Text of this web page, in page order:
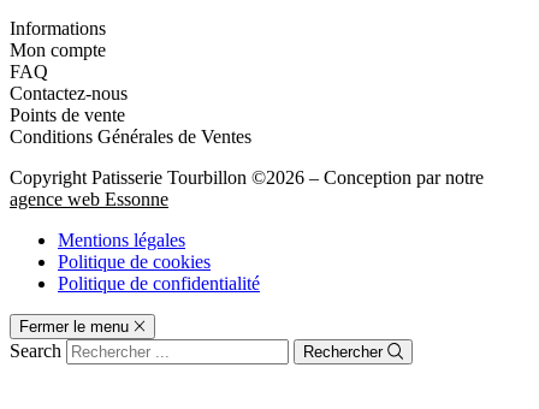
Informations
Mon compte
FAQ
Contactez-nous
Points de vente
Conditions Générales de Ventes
Copyright Patisserie Tourbillon ©2026 – Conception par notre
agence web Essonne
Mentions légales
Politique de cookies
Politique de confidentialité
Fermer le menu
Search Rechercher